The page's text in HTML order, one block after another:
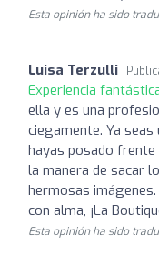
Esta opinión ha sido
Luisa Terzulli
Experiencia
ella y es una
ciegamente. Ya
hayas posado frente
la manera de sacar
hermosas
con alma, ¡La
Esta opinión ha sido